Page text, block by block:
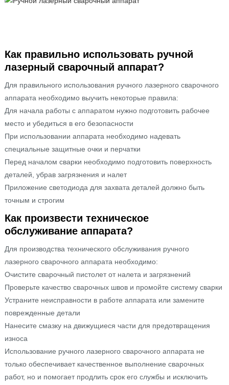
Как правильно использовать ручной
лазерный сварочный аппарат?
Для правильного использования ручного лазерного сварочного
аппарата необходимо выучить некоторые правила:
Для начала работы с аппаратом нужно подготовить рабочее
место и убедиться в его безопасности
При использовании аппарата необходимо надевать
специальные защитные очки и перчатки
Перед началом сварки необходимо подготовить поверхность
деталей, убрав загрязнения и налет
Приложение светодиода для захвата деталей должно быть
точным и строгим
Как произвести техническое
обслуживание аппарата?
Для производства технического обслуживания ручного
лазерного сварочного аппарата необходимо:
Очистите сварочный пистолет от налета и загрязнений
Проверьте качество сварочных швов и промойте систему сварки
Устраните неисправности в работе аппарата или замените
поврежденные детали
Нанесите смазку на движущиеся части для предотвращения
износа
Использование ручного лазерного сварочного аппарата не
только обеспечивает качественное выполнение сварочных
работ, но и помогает продлить срок его службы и исключить